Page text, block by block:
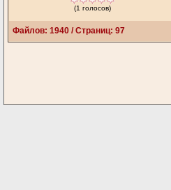
(1 голосов)
Файлов: 1940 / Страниц: 97